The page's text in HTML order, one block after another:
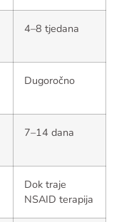
4–8 tjedana
Dugoročno
7–14 dana
Dok traje
NSAID terapija